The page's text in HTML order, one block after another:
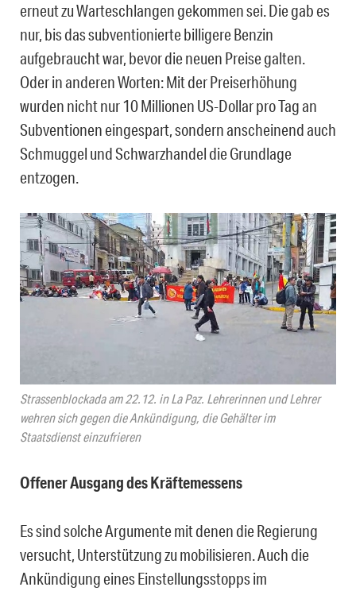
erneut zu Warteschlangen gekommen sei. Die gab es
nur, bis das subventionierte billigere Benzin
aufgebraucht war, bevor die neuen Preise galten.
Oder in anderen Worten: Mit der Preiserhöhung
wurden nicht nur 10 Millionen US-Dollar pro Tag an
Subventionen eingespart, sondern anscheinend auch
Schmuggel und Schwarzhandel die Grundlage
entzogen.
Strassenblockada am 22.12. in La Paz. Lehrerinnen und Lehrer
wehren sich gegen die Ankündigung, die Gehälter im
Staatsdienst einzufrieren
Offener Ausgang des Kräftemessens
Es sind solche Argumente mit denen die Regierung
versucht, Unterstützung zu mobilisieren. Auch die
Ankündigung eines Einstellungsstopps im